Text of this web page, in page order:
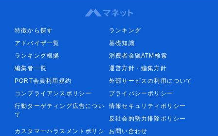
特徴から探す
ランキング
アドバイザ一覧
基礎知識
ランキング根拠
消費者金融ATM検索
編集者一覧
運営方針・編集方針
PORT会員利用規約
外部サービスの利用について
コンプライアンスポリシー
プライバシーポリシー
行動ターゲティング広告につい
て
情報セキュリティポリシー
反社会的勢力排除ポリシー
カスタマーハラスメントポリシ
お問い合わせ